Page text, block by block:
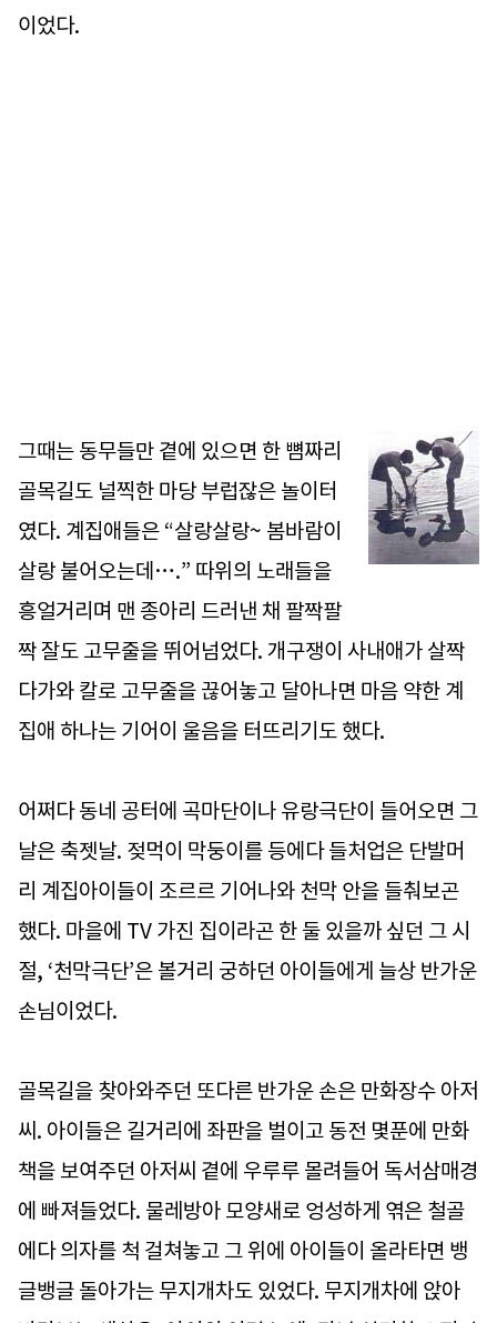
이었다.
그때는 동무들만 곁에 있으면 한 뼘짜리
골목길도 널찍한 마당 부럽잖은 놀이터
였다. 계집애들은 “살랑살랑~ 봄바람이
살랑 불어오는데….” 따위의 노래들을
흥얼거리며 맨 종아리 드러낸 채 팔짝팔
짝 잘도 고무줄을 뛰어넘었다. 개구쟁이 사내애가 살짝
다가와 칼로 고무줄을 끊어놓고 달아나면 마음 약한 계
집애 하나는 기어이 울음을 터뜨리기도 했다.
어쩌다 동네 공터에 곡마단이나 유랑극단이 들어오면 그
날은 축젯날. 젖먹이 막둥이를 등에다 들처업은 단발머
리 계집아이들이 조르르 기어나와 천막 안을 들춰보곤
했다. 마을에 TV 가진 집이라곤 한 둘 있을까 싶던 그 시
절, ‘천막극단’은 볼거리 궁하던 아이들에게 늘상 반가운
손님이었다.
골목길을 찾아와주던 또다른 반가운 손은 만화장수 아저
씨. 아이들은 길거리에 좌판을 벌이고 동전 몇푼에 만화
책을 보여주던 아저씨 곁에 우루루 몰려들어 독서삼매경
에 빠져들었다. 물레방아 모양새로 엉성하게 엮은 철골
에다 의자를 척 걸쳐놓고 그 위에 아이들이 올라타면 뱅
글뱅글 돌아가는 무지개차도 있었다. 무지개차에 앉아